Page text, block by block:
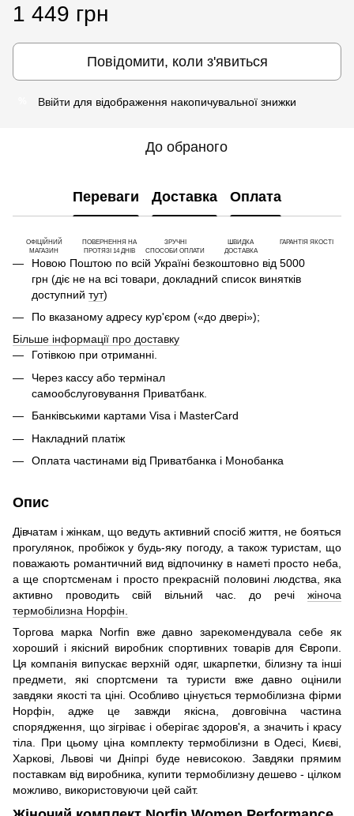
1 449 грн
Повідомити, коли з'явиться
Ввійти для відображення накопичувальної знижки
До обраного
Переваги Доставка Оплата
ОФІЦІЙНИЙ
МАГАЗИН
ПОВЕРНЕННЯ НА
ПРОТЯЗІ 14 ДНІВ
ЗРУЧНІ
СПОСОБИ ОПЛАТИ
ШВИДКА
ДОСТАВКА
ГАРАНТІЯ ЯКОСТІ
Новою Поштою по всій Україні безкоштовно від 5000
грн (діє не на всі товари, докладний список винятків
доступний тут)
По вказаному адресу кур'єром («до двері»);
Більше інформації про доставку
Готівкою при отриманні.
Через кассу або термінал
самообслуговування Приватбанк.
Банківськими картами Visa і MasterCard
Накладний платіж
Оплата частинами від Приватбанка і Монобанка
Опис
Дівчатам і жінкам, що ведуть активний спосіб життя, не бояться
прогулянок, пробіжок у будь-яку погоду, а також туристам, що
поважають романтичний вид відпочинку в наметі просто неба,
а ще спортсменам і просто прекрасній половині людства, яка
активно проводить свій вільний час. до речі жіноча
термобілизна Норфін.
Торгова марка Norfin вже давно зарекомендувала себе як
хороший і якісний виробник спортивних товарів для Європи.
Ця компанія випускає верхній одяг, шкарпетки, білизну та інші
предмети, які спортсмени та туристи вже давно оцінили
завдяки якості та ціні. Особливо цінується термобілизна фірми
Норфін, адже це завжди якісна, довговічна частина
спорядження, що зігріває і оберігає здоров'я, а значить і красу
тіла. При цьому ціна комплекту термобілизни в Одесі, Києві,
Харкові, Львові чи Дніпрі буде невисокою. Завдяки прямим
поставкам від виробника, купити термобілизну дешево - цілком
можливо, використовуючи цей сайт.